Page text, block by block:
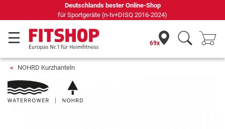
Seit 42 Jahren Ihr Experte für Heimfitness
69x
NOHRD Kurzhanteln